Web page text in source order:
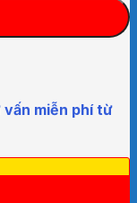
miễn phí từ